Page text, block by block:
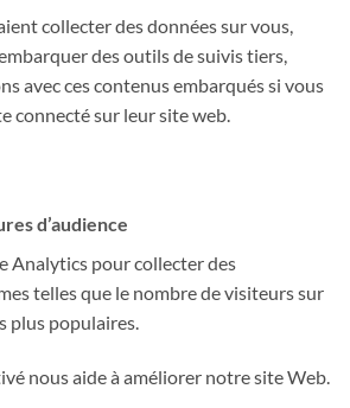
collecter des données sur vous,
des outils de suivis tiers,
avec ces contenus embarqués si vous
connecté sur leur site web.
d’audience
Analytics pour collecter des
telles que le nombre de visiteurs sur
plus populaires.
nous aide à améliorer notre site Web.